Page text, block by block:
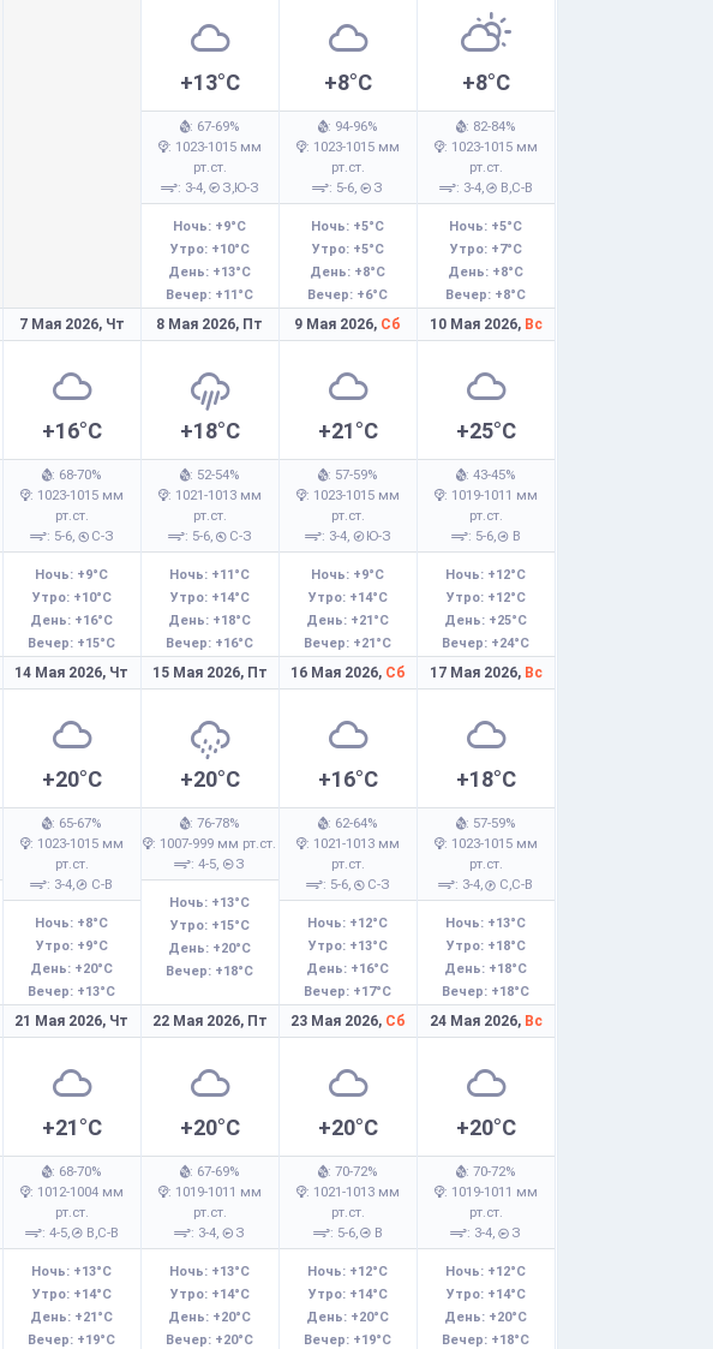
+13°C
: 67-69%
: 1023-1015 мм
рт.ст.
: 3-4,
З,Ю-З
Ночь: +9°C
Утро: +10°C
День: +13°C
Вечер: +11°C
+8°C
: 94-96%
: 1023-1015 мм
рт.ст.
: 5-6, З
Ночь: +5°C
Утро: +5°C
День: +8°C
Вечер: +6°C
+8°C
: 82-84%
: 1023-1015 мм
рт.ст.
: 3-4, В,С-В
Ночь: +5°C
Утро: +7°C
День: +8°C
Вечер: +8°C
7 Мая 2026, Чт
+16°C
: 68-70%
: 1023-1015 мм
рт.ст.
: 5-6,
С-З
Ночь: +9°C
Утро: +10°C
День: +16°C
Вечер: +15°C
8 Мая 2026, Пт
+18°C
: 52-54%
: 1021-1013 мм
рт.ст.
: 5-6,
С-З
Ночь: +11°C
Утро: +14°C
День: +18°C
Вечер: +16°C
9 Мая 2026, Сб
+21°C
: 57-59%
: 1023-1015 мм
рт.ст.
: 3-4,
Ю-З
Ночь: +9°C
Утро: +14°C
День: +21°C
Вечер: +21°C
10 Мая 2026, Вс
+25°C
: 43-45%
: 1019-1011 мм
рт.ст.
: 5-6, В
Ночь: +12°C
Утро: +12°C
День: +25°C
Вечер: +24°C
14 Мая 2026, Чт
+20°C
: 65-67%
: 1023-1015 мм
рт.ст.
: 3-4,
С-В
Ночь: +8°C
Утро: +9°C
День: +20°C
Вечер: +13°C
15 Мая 2026, Пт
+20°C
: 76-78%
: 1007-999 мм рт.ст.
: 4-5,
З
Ночь: +13°C
Утро: +15°C
День: +20°C
Вечер: +18°C
16 Мая 2026, Сб
+16°C
: 62-64%
: 1021-1013 мм
рт.ст.
: 5-6,
С-З
Ночь: +12°C
Утро: +13°C
День: +16°C
Вечер: +17°C
17 Мая 2026, Вс
+18°C
: 57-59%
: 1023-1015 мм
рт.ст.
: 3-4,
С,С-В
Ночь: +13°C
Утро: +18°C
День: +18°C
Вечер: +18°C
21 Мая 2026, Чт
+21°C
: 68-70%
: 1012-1004 мм
рт.ст.
: 4-5, В,С-В
Ночь: +13°C
Утро: +14°C
День: +21°C
Вечер: +19°C
22 Мая 2026, Пт
+20°C
: 67-69%
: 1019-1011 мм
рт.ст.
: 3-4, З
Ночь: +13°C
Утро: +14°C
День: +20°C
Вечер: +20°C
23 Мая 2026, Сб
+20°C
: 70-72%
: 1021-1013 мм
рт.ст.
: 5-6, В
Ночь: +12°C
Утро: +14°C
День: +20°C
Вечер: +19°C
24 Мая 2026, Вс
+20°C
: 70-72%
: 1019-1011 мм
рт.ст.
: 3-4, З
Ночь: +12°C
Утро: +14°C
День: +20°C
Вечер: +18°C